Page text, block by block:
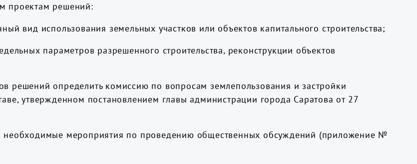
проектам решений:
вид использования земельных участков или объектов капитального строительства;
параметров разрешенного строительства, реконструкции объектов
решений определить комиссию по вопросам землепользования и застройки
утвержденном постановлением главы администрации города Саратова от 27
необходимые мероприятия по проведению общественных обсуждений (приложение №